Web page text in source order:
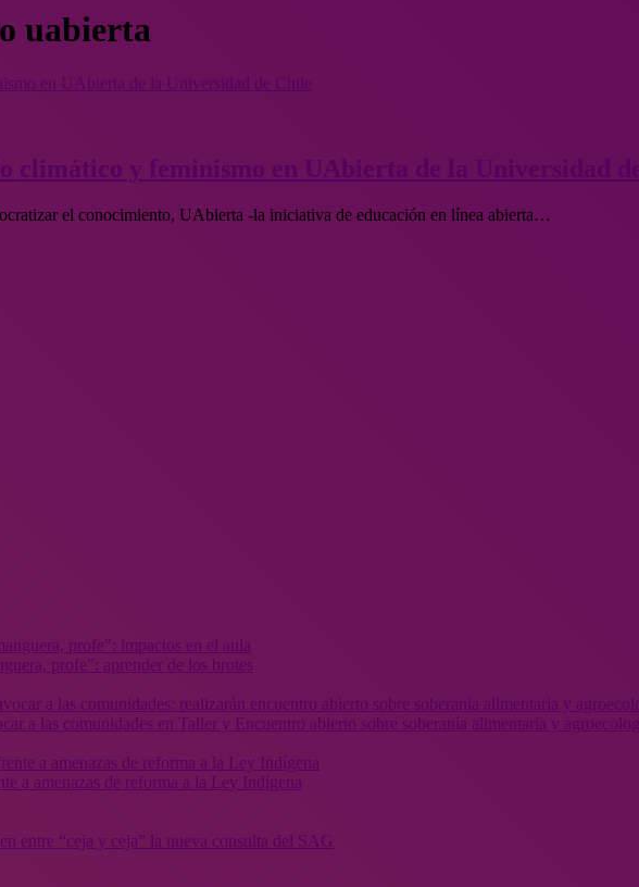
uabierta
en UAbierta de la Universidad de Chile
climático y feminismo en UAbierta de la Universidad
el conocimiento, UAbierta -la iniciativa de educación en línea abierta…
profe”: aprender de los brotes
a las comunidades en Taller y Encuentro abierto sobre soberanía alimentaria y
a amenazas de reforma a la Ley Indígena
entre “ceja y ceja” la nueva consulta del SAG